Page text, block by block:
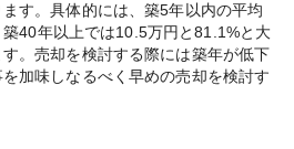
す。具体的には、築5年以内の平均
40年以上では10.5万円と81.1%と大
。売却を検討する際には築年が低下
加味しなるべく早めの売却を検討す